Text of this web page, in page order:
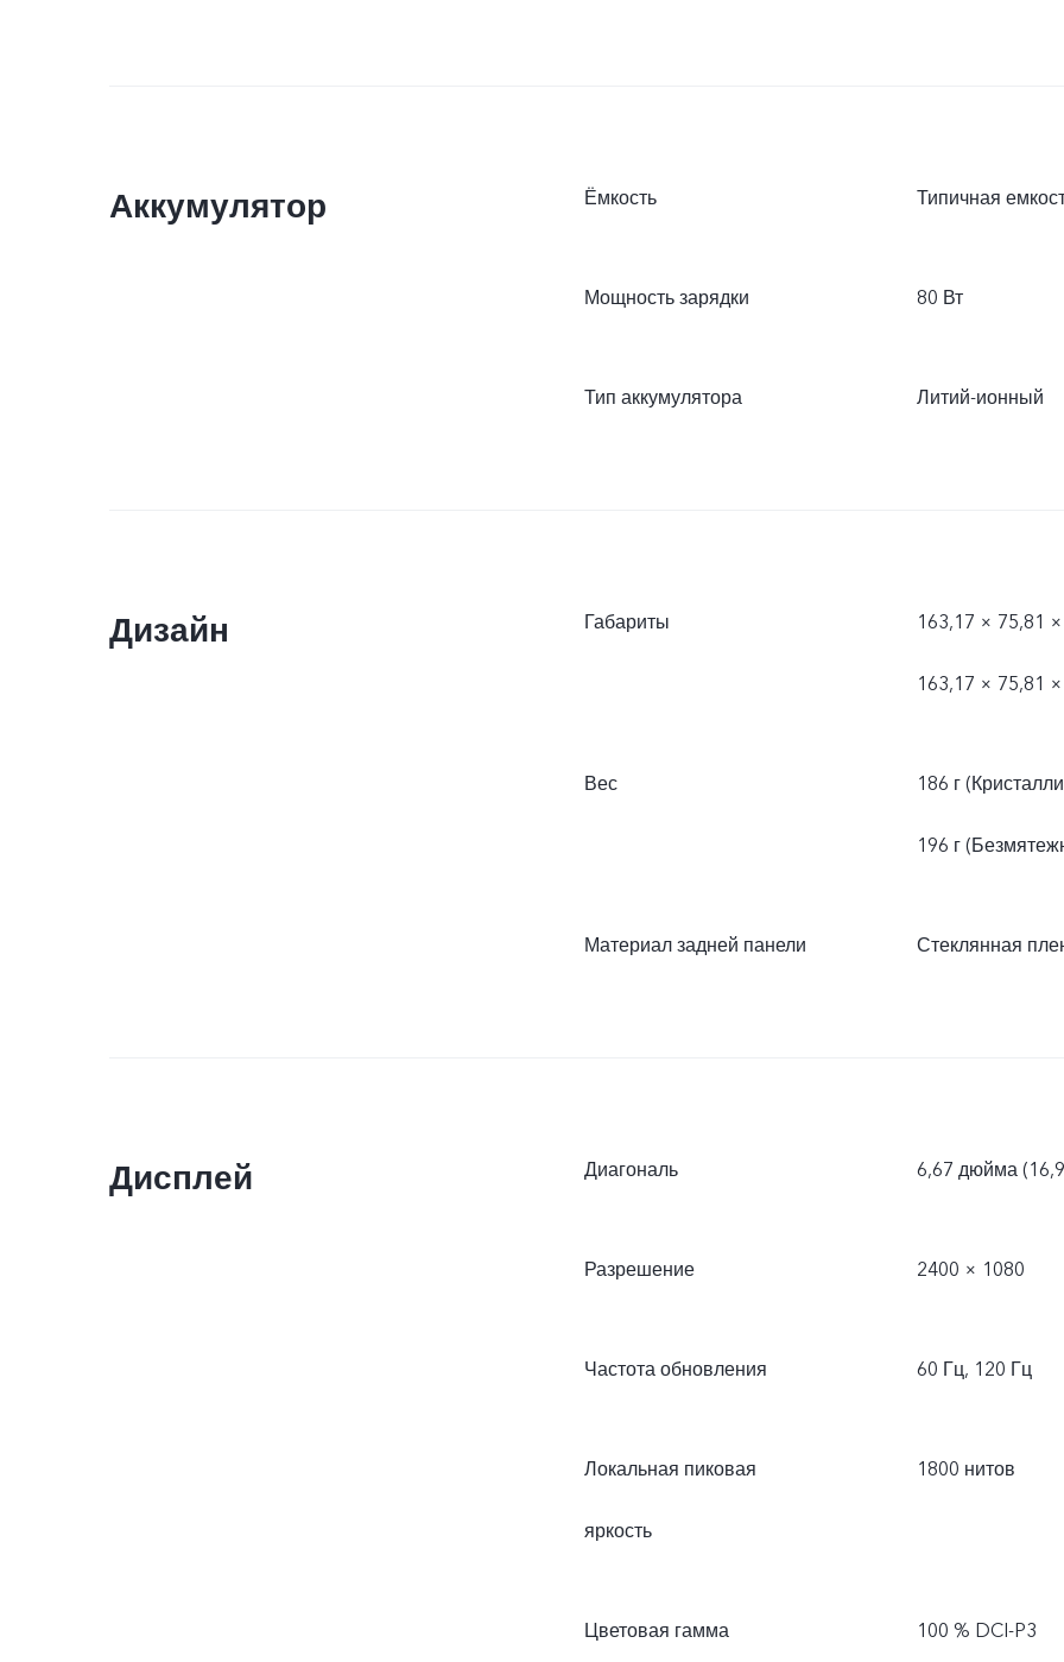
Аккумулятор Ёмкость Типичная
Мощность зарядки 80 Вт
Тип аккумулятора Литий-ионный
Дизайн Габариты 163,17 × 75,81
163,17 × 75,81
Вес 186 г
196 г
Материал задней панели Стеклянная
Дисплей Диагональ 6,67 дюйма
Разрешение 2400 × 1080
Частота обновления 60 Гц, 120 Гц
Локальная пиковая
яркость
1800 нитов
Цветовая гамма 100 % DCI-P3